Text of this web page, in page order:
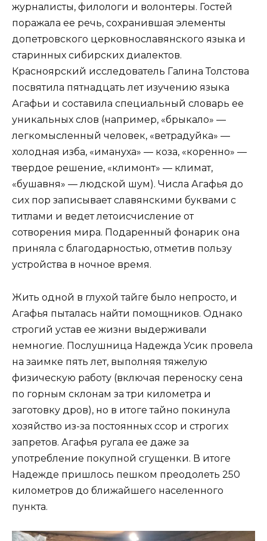
журналисты, филологи и волонтеры. Гостей
поражала ее речь, сохранившая элементы
допетровского церковнославянского языка и
старинных сибирских диалектов.
Красноярский исследователь Галина Толстова
посвятила пятнадцать лет изучению языка
Агафьи и составила специальный словарь ее
уникальных слов (например, «брыкало» —
легкомысленный человек, «ветрадуйка» —
холодная изба, «имануха» — коза, «коренно» —
твердое решение, «климонт» — климат,
«бушавня» — людской шум). Числа Агафья до
сих пор записывает славянскими буквами с
титлами и ведет летоисчисление от
сотворения мира. Подаренный фонарик она
приняла с благодарностью, отметив пользу
устройства в ночное время.
Жить одной в глухой тайге было непросто, и
Агафья пыталась найти помощников. Однако
строгий устав ее жизни выдерживали
немногие. Послушница Надежда Усик провела
на заимке пять лет, выполняя тяжелую
физическую работу (включая переноску сена
по горным склонам за три километра и
заготовку дров), но в итоге тайно покинула
хозяйство из-за постоянных ссор и строгих
запретов. Агафья ругала ее даже за
употребление покупной сгущенки. В итоге
Надежде пришлось пешком преодолеть 250
километров до ближайшего населенного
пункта.